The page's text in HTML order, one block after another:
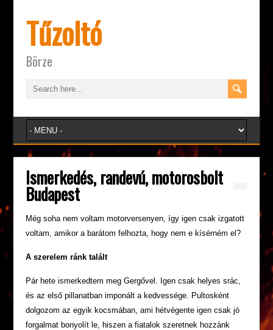
Tűzoltó
Börze
Ismerkedés, randevú, motorosbolt
Budapest
Még soha nem voltam motorversenyen, így igen csak izgatott
voltam, amikor a barátom felhozta, hogy nem e kísérném el?
A szerelem ránk talált
Pár hete ismerkedtem meg Gergővel. Igen csak helyes srác,
és az első pillanatban imponált a kedvessége. Pultosként
dolgozom az egyik kocsmában, ami hétvégente igen csak jó
forgalmat bonyolít le, hiszen a fiatalok szeretnek hozzánk